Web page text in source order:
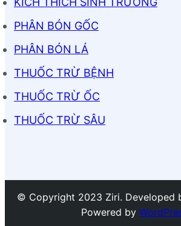
PHÂN BÓN GỐC
PHÂN BÓN LÁ
THUỐC TRỪ BỆNH
THUỐC TRỪ ỐC
THUỐC TRỪ SÂU
© Copyright 2023 Ziri. Developed
Powered by